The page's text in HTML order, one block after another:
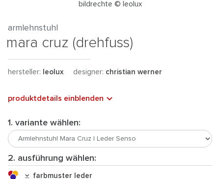
bildrechte © leolux
armlehnstuhl
mara cruz (drehfuss)
hersteller: leolux designer: christian werner
produktdetails einblenden
1. variante wählen:
2. ausführung wählen:
farbmuster leder